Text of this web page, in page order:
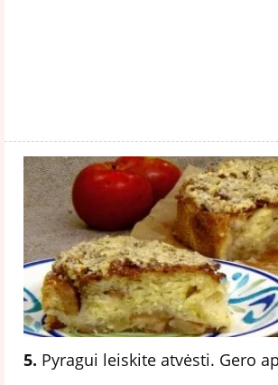
5. Pyragui leiskite atvėsti. Gero